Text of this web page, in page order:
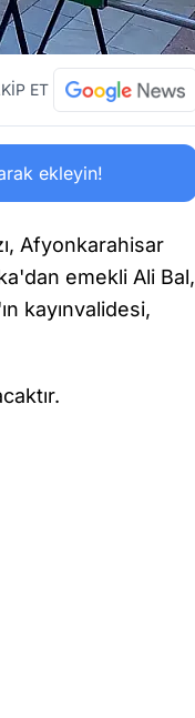
ET
ekleyin!
Afyonkarahisar
emekli Ali Bal,
kayınvalidesi,